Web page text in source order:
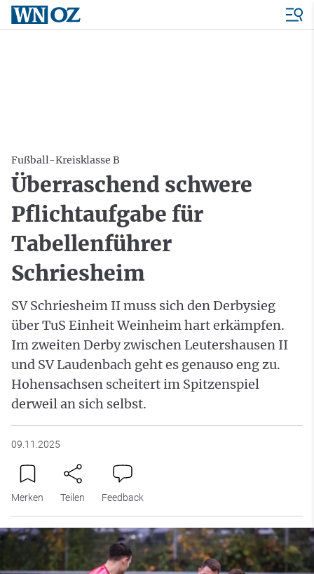
Fußball-Kreisklasse B
Überraschend schwere
Pflichtaufgabe für
Tabellenführer
Schriesheim
SV Schriesheim II muss sich den Derbysieg
über TuS Einheit Weinheim hart erkämpfen.
Im zweiten Derby zwischen Leutershausen II
und SV Laudenbach geht es genauso eng zu.
Hohensachsen scheitert im Spitzenspiel
derweil an sich selbst.
09.11.2025
Merken Teilen Feedback